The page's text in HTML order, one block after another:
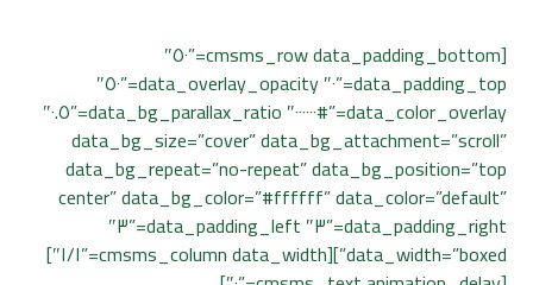
[cmsms_row data_padding_bottom=”٥٠″
data_padding_top=”٠″ data_overlay_opacity=”٥٠″
data_color_overlay=”#٠٠٠٠٠٠″ data_bg_parallax_ratio=”٠.٥″
data_bg_size=”cover” data_bg_attachment=”scroll”
data_bg_repeat=”no-repeat” data_bg_position=”top
center” data_bg_color=”#ffffff” data_color=”default”
data_padding_right=”٣″ data_padding_left=”٣″
data_width=”boxed”][cmsms_column data_width=”١/١″]